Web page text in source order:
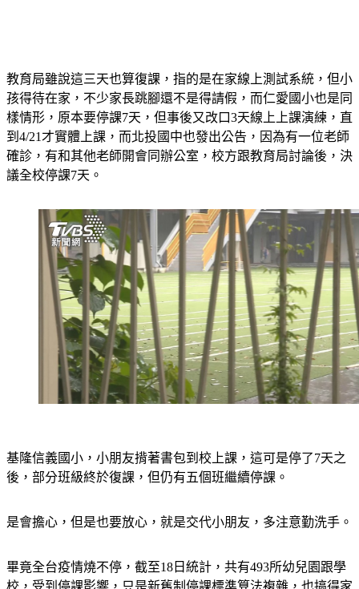
教育局雖說這三天也算復課，指的是在家線上測試系統，但小
孩得待在家，不少家長跳腳還不是得請假，而仁愛國小也是同
樣情形，原本要停課7天，但事後又改口3天線上上課演練，直
到4/21才實體上課，而北投國中也發出公告，因為有一位老師
確診，有和其他老師開會同辦公室，校方跟教育局討論後，決
議全校停課7天。
基隆信義國小，小朋友揹著書包到校上課，這可是停了7天之
後，部分班級終於復課，但仍有五個班繼續停課。
是會擔心，但是也要放心，就是交代小朋友，多注意勤洗手。
畢竟全台疫情燒不停，截至18日統計，共有493所幼兒園跟學
校，受到停課影響，只是新舊制停課標準算法複雜，也搞得家